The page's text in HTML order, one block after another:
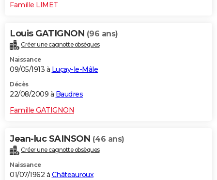
Famille LIMET
Louis GATIGNON (96 ans)
Créer une cagnotte obsèques
Naissance
09/05/1913 à Luçay-le-Mâle
Décès
22/08/2009 à Baudres
Famille GATIGNON
Jean-luc SAINSON (46 ans)
Créer une cagnotte obsèques
Naissance
01/07/1962 à Châteauroux